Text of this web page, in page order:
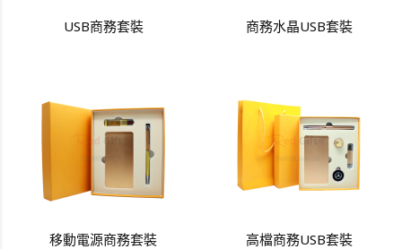
USB商務套裝 商務水晶USB套裝
移動電源商務套裝 高檔商務USB套裝